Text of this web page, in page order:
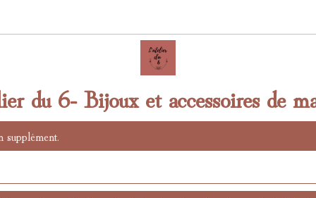
du 6- Bijoux et accessoires de